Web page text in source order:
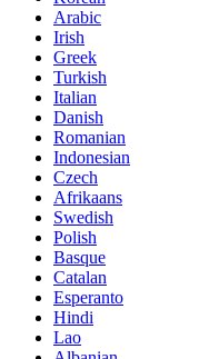
Arabic
Irish
Greek
Turkish
Italian
Danish
Romanian
Indonesian
Czech
Afrikaans
Swedish
Polish
Basque
Catalan
Esperanto
Hindi
Lao